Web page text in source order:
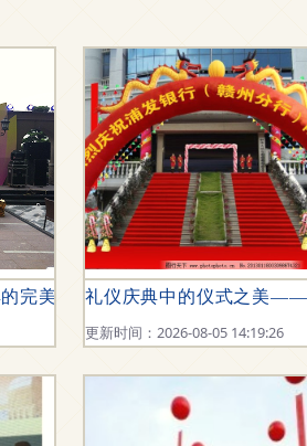
完美融合 从开始道具到流光溢彩
礼仪庆典中的仪式之美
更新时间：2026-08-05 14:19:26